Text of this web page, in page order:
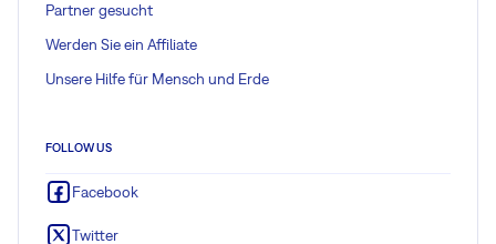
Partner gesucht
Werden Sie ein Affiliate
Unsere Hilfe für Mensch und Erde
FOLLOW US
Facebook
Twitter